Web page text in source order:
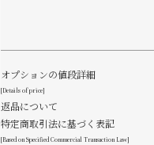
オプションの値段詳細
[Details of price]
返品について
特定商取引法に基づく表記
[Based on Specified Commercial Transaction Law]